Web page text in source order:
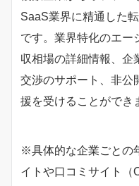
SaaS業界に精通した
です。業界特化のエー
収相場の詳細情報、企
交渉のサポート、非公
援を受けることができ
※具体的な企業ごとの
イトや口コミサイト（